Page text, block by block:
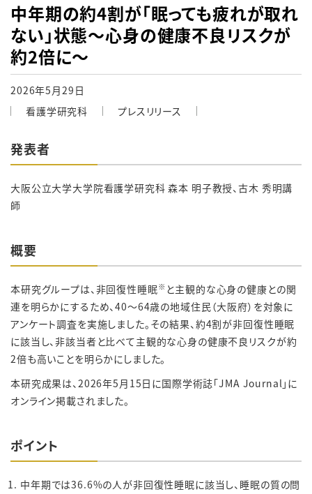
中年期の約4割が「眠っても疲れが取れ
ない」状態～心身の健康不良リスクが
約2倍に～
2026年5月29日
看護学研究科
プレスリリース
発表者
大阪公立大学大学院看護学研究科 森本 明子教授、古木 秀明講
師
概要
本研究グループは、非回復性睡眠※ と主観的な心身の健康との関
連を明らかにするため、40～64歳の地域住民（大阪府）を対象に
アンケート調査を実施しました。その結果、約4割が非回復性睡眠
に該当し、非該当者と比べて主観的な心身の健康不良リスクが約
2倍も高いことを明らかにしました。
本研究成果は、2026年5月15日に国際学術誌「JMA Journal」に
オンライン掲載されました。
ポイント
中年期では36.6%の人が非回復性睡眠に該当し、睡眠の質の問